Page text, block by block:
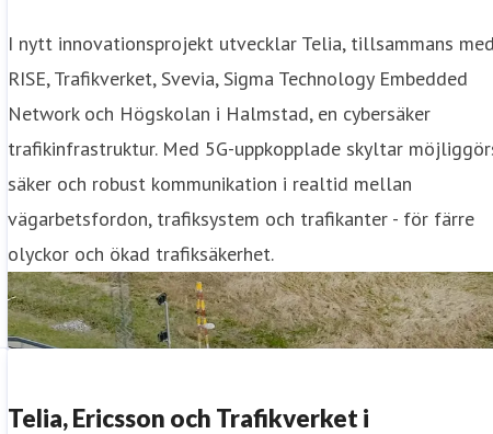
I nytt innovationsprojekt utvecklar Telia, tillsammans
RISE, Trafikverket, Svevia, Sigma Technology Embedded
Network och Högskolan i Halmstad, en cybersäker
trafikinfrastruktur. Med 5G-uppkopplade skyltar
säker och robust kommunikation i realtid mellan
vägarbetsfordon, trafiksystem och trafikanter - för färre
olyckor och ökad trafiksäkerhet.
Telia, Ericsson och Trafikverket i